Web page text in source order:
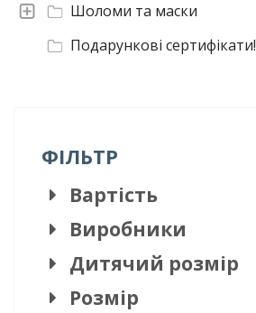
Подарункові сертифікати!
Шоломи та маски
ФІЛЬТР
Вартість
Виробники
Дитячий розмір
Розмір